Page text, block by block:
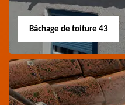
photovoltaïque 43
Bâchage de toiture 43